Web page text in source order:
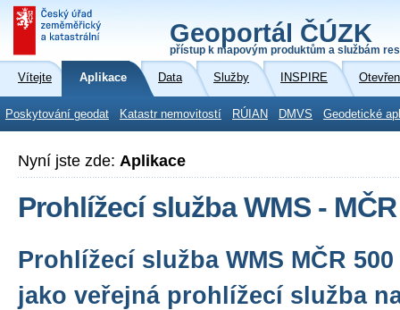
Geoportál ČÚZK
přístup k mapovým produktům a službám
Vítejte Aplikace Data Služby INSPIRE
Poskytování geodat Katastr nemovitostí RÚIAN DMVS Geodetické
Nyní jste zde: Aplikace
Prohlížecí služba WMS -
Prohlížecí služba WMS MČR
jako veřejná prohlížecí služba